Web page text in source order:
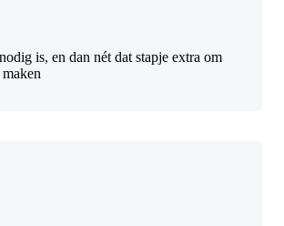
is, en dan nét dat stapje extra om